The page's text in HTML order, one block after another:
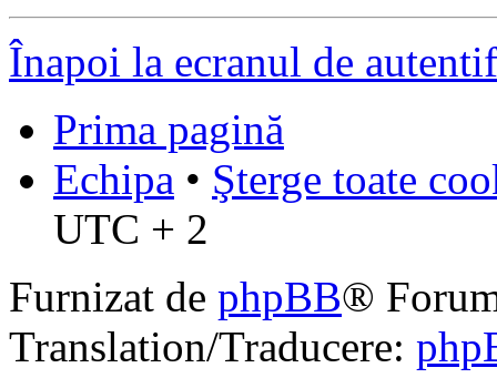
Înapoi la ecranul de
Prima pagină
Echipa • Şterge toate
UTC + 2
Furnizat de phpBB®
Translation/Traducere: